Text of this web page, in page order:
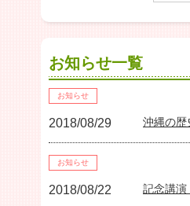
お知らせ一覧
お知らせ
2018/08/29 沖縄の歴
お知らせ
2018/08/22 記念講演